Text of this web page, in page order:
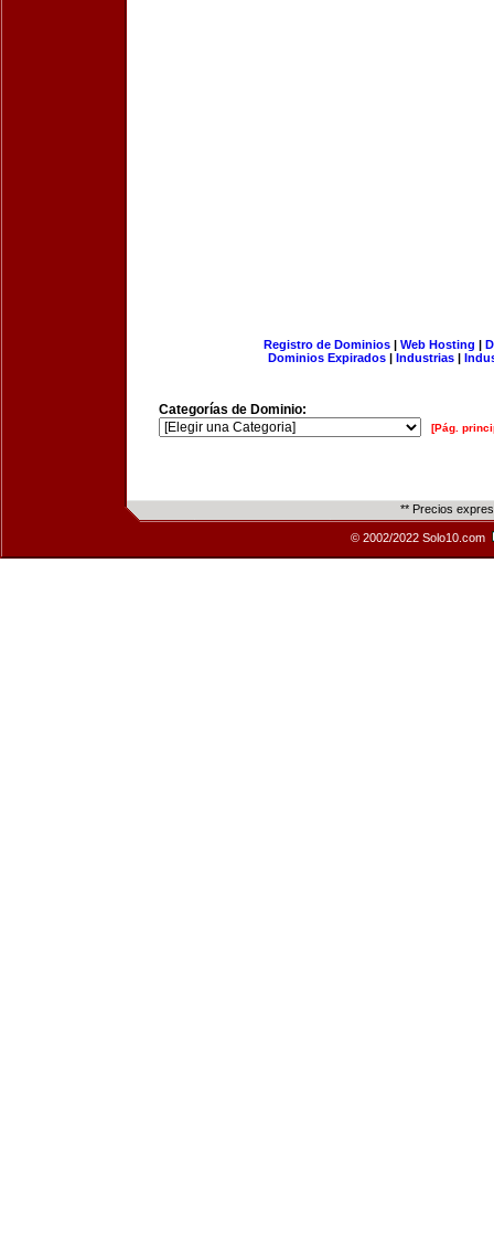
Registro de Dominios| Web Hosting |
Dominios Expirados | Industrias |
Categorías de Dominio:
[Pág.
** Precios
© 2002/2022 Solo10.com